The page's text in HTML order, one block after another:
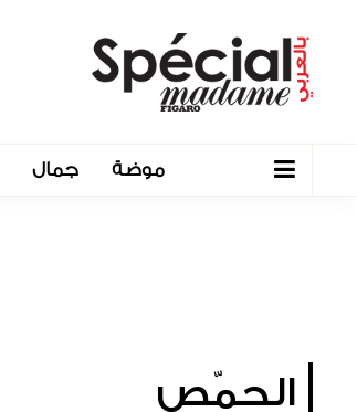
موضة جمال
الحمّص